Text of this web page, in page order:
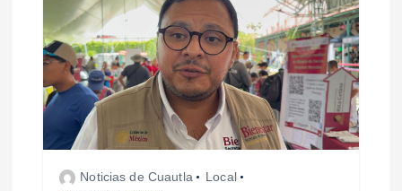
ó
n
d
e
Noticias de Cuautla
Local